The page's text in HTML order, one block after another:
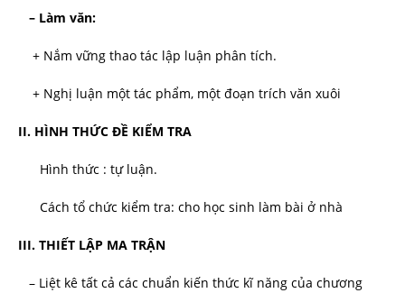
– Làm văn:
+ Nắm vững thao tác lập luận phân tích.
+ Nghị luận một tác phẩm, một đoạn trích văn xuôi
II. HÌNH THỨC ĐỀ KIỂM TRA
Hình thức : tự luận.
Cách tổ chức kiểm tra: cho học sinh làm bài ở nhà
III. THIẾT LẬP MA TRẬN
– Liệt kê tất cả các chuẩn kiến thức kĩ năng của chương